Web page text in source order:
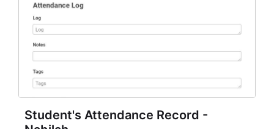
Student's Attendance Record -